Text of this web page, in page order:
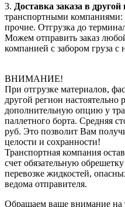
3. Доставка заказа в другой
транспортными
прочие. Отгрузка до
Можем отправить заказ
компанией с забором груза с
ВНИМАНИЕ!
При отгрузке материалов,
другой регион настоятельно
дополнительную опцию у
паллетного борта. Средняя
руб. Это позволит Вам
целости и сохранности!
Транспортная компания
счет обязательную
перевозке жидкостей,
ведома отправителя.
Обращаем ваше внимание на